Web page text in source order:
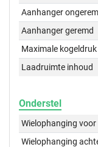
Aanhanger
Aanhanger geremd
Maximale kogeldruk
Laadruimte inhoud
Onderstel
Wielophanging voor
Wielophanging